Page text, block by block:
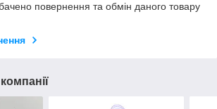
повернення та обмін даного товару